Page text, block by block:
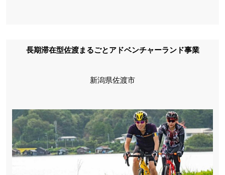
長期滞在型佐渡まるごとアドベンチャーランド事業
新潟県佐渡市